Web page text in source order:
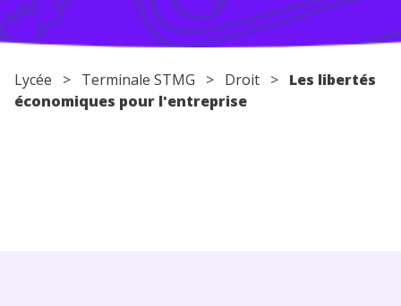
Conseils pour les parents
Lycée > Terminale STMG > Droit > Les libertés
économiques pour l'entreprise